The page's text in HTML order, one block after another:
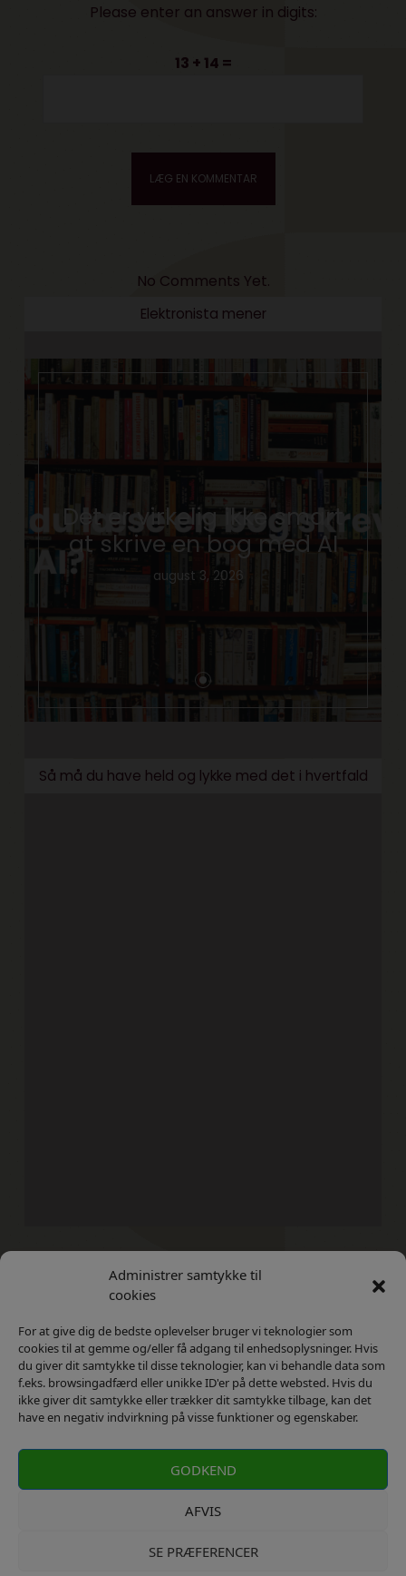
Administrer samtykke til
cookies
For at give dig de bedste oplevelser bruger vi teknologier som
cookies til at gemme og/eller få adgang til enhedsoplysninger. Hvis
du giver dit samtykke til disse teknologier, kan vi behandle data som
f.eks. browsingadfærd eller unikke ID'er på dette websted. Hvis du
ikke giver dit samtykke eller trækker dit samtykke tilbage, kan det
have en negativ indvirkning på visse funktioner og egenskaber.
GODKEND
AFVIS
SE PRÆFERENCER
Please enter an answer in digits:
13 + 14 =
No Comments Yet.
Elektronista mener
Det er virkelig ikke smart
at skrive en bog med AI
august 3, 2026
Så må du have held og lykke med det i hvertfald
Kontakt